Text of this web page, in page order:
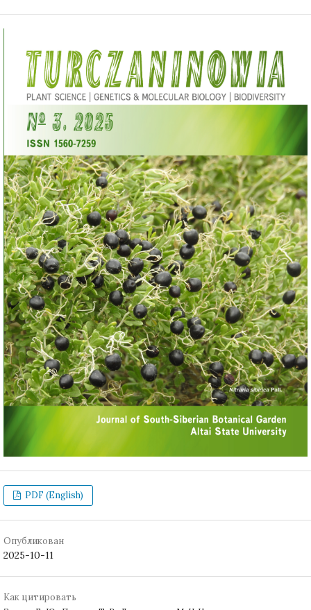
PDF (English)
Опубликован
2025-10-11
Как цитировать